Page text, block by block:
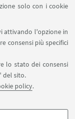
solo con i cookie
attivando l'opzione in
consensi più specifici
lo stato dei consensi
del sito.
policy.